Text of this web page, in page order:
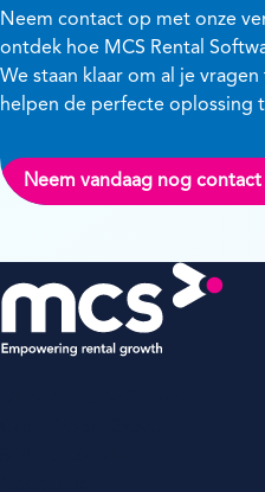
Neem contact op met onze
ontdek hoe MCS Rental
We staan klaar om al je
helpen de perfecte oplossing
Neem vandaag nog